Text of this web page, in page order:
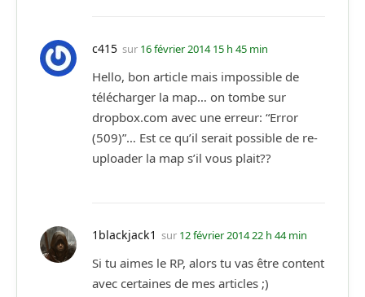
c415 sur 16 février 2014 15 h 45 min
Hello, bon article mais impossible de
télécharger la map… on tombe sur
dropbox.com avec une erreur: “Error
(509)”… Est ce qu’il serait possible de re-
uploader la map s’il vous plait??
1blackjack1 sur 12 février 2014 22 h 44 min
Si tu aimes le RP, alors tu vas être content
avec certaines de mes articles ;)